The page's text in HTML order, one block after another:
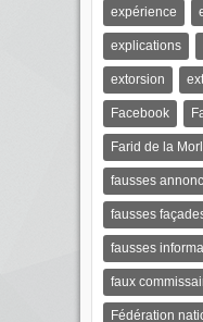
expérience
explications
extorsion
Facebook
Farid de la
fausses
fausses
fausses
faux
Fédération